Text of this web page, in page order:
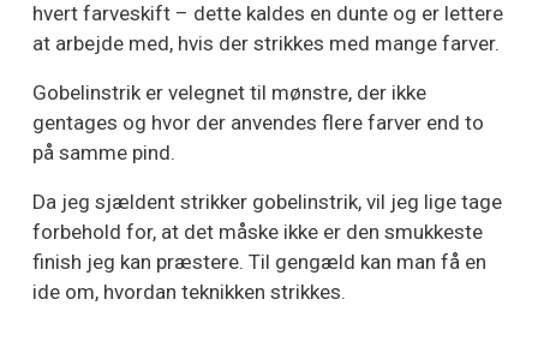
hvert farveskift – dette kaldes en dunte og er lettere
at arbejde med, hvis der strikkes med mange farver.
Gobelinstrik er velegnet til mønstre, der ikke
gentages og hvor der anvendes flere farver end to
på samme pind.
Da jeg sjældent strikker gobelinstrik, vil jeg lige tage
forbehold for, at det måske ikke er den smukkeste
finish jeg kan præstere. Til gengæld kan man få en
ide om, hvordan teknikken strikkes.